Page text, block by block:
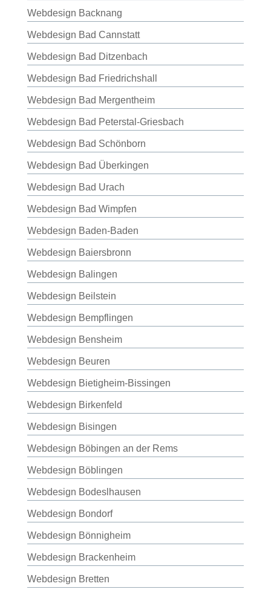
Webdesign Backnang
Webdesign Bad Cannstatt
Webdesign Bad Ditzenbach
Webdesign Bad Friedrichshall
Webdesign Bad Mergentheim
Webdesign Bad Peterstal-Griesbach
Webdesign Bad Schönborn
Webdesign Bad Überkingen
Webdesign Bad Urach
Webdesign Bad Wimpfen
Webdesign Baden-Baden
Webdesign Baiersbronn
Webdesign Balingen
Webdesign Beilstein
Webdesign Bempflingen
Webdesign Bensheim
Webdesign Beuren
Webdesign Bietigheim-Bissingen
Webdesign Birkenfeld
Webdesign Bisingen
Webdesign Böbingen an der Rems
Webdesign Böblingen
Webdesign Bodeslhausen
Webdesign Bondorf
Webdesign Bönnigheim
Webdesign Brackenheim
Webdesign Bretten